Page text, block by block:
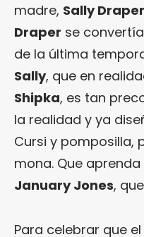
madre, Sally Draper
Draper se
de la última
Sally, que en
Shipka, es tan
la realidad y ya
Cursi y pomposilla,
mona. Que
January Jones,
Para celebrar que